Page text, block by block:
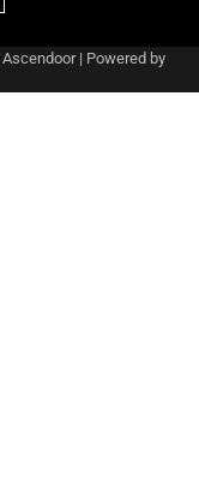
Ascendoor| Powered by